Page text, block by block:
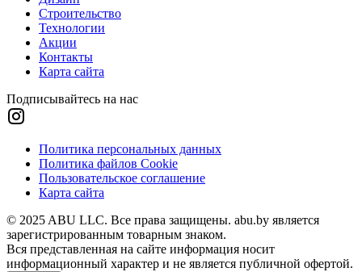
Строительство
Технологии
Акции
Контакты
Карта сайта
Подписывайтесь на нас
Политика персональных данных
Политика файлов Cookie
Пользовательское соглашение
Карта сайта
© 2025 ABU LLC. Все права защищены. abu.by является
зарегистрированным товарным знаком.
Вся представленная на сайте информация носит
информационный характер и не является публичной офертой.